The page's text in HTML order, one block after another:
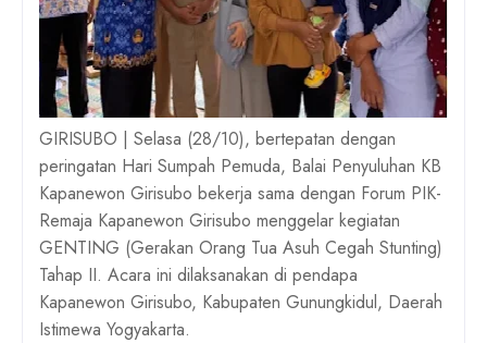
GIRISUBO | Selasa (28/10), bertepatan dengan
peringatan Hari Sumpah Pemuda, Balai Penyuluhan KB
Kapanewon Girisubo bekerja sama dengan Forum PIK-
Remaja Kapanewon Girisubo menggelar kegiatan
GENTING (Gerakan Orang Tua Asuh Cegah Stunting)
Tahap II. Acara ini dilaksanakan di pendapa
Kapanewon Girisubo, Kabupaten Gunungkidul, Daerah
Istimewa Yogyakarta.